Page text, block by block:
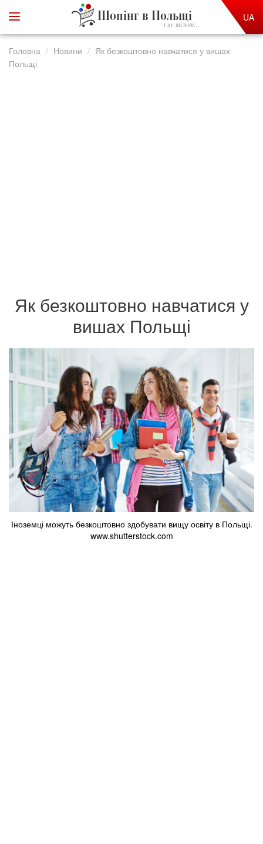
Шопінг в Польщі
і не тільки...
UA
Головна Новини
Як безкоштовно навчатися у вишах
Польщі
Як безкоштовно навчатися у
вишах Польщі
Іноземці можуть безкоштовно здобувати вищу освіту в Польщі.
www.shutterstock.com